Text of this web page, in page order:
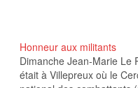
Honneur aux militants
Dimanche Jean-Marie Le
était à Villepreux où le